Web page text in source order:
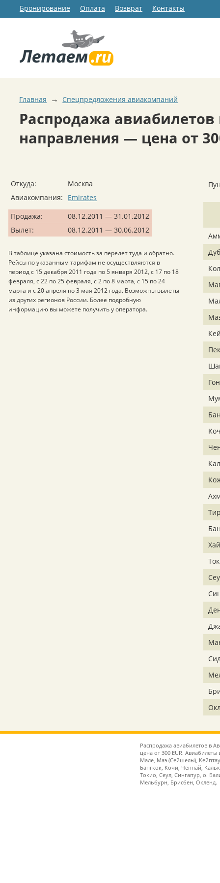
Бронирование Оплата Возврат Контакты
Главная → Спецпредложения авиакомпаний
Распродажа
направления — цена от
Откуда:
Москва
Авиакомпания:
Emirates
Продажа:
08.12.2011 — 31.01.2012
Вылет:
08.12.2011 — 30.06.2012
В таблице указана стоимость за перелет туда и обратно.
Рейсы по указанным тарифам не осуществляются в
период с 15 декабря 2011 года по 5 января 2012, с 17 по 18
февраля, с 22 по 25 февраля, с 2 по 8 марта, с 15 по 24
марта и с 20 апреля по 3 мая 2012 года. Возможны вылеты
из других регионов России. Более подробную
информацию вы можете получить у оператора.
Распродажа авиабилетов в
цена от 300 EUR.
Мале, Маэ (Сейшелы),
Бангкок, Кочи, Ченнай,
Токио, Сеул, Сингапур, о.
Мельбурн, Брисбен, Окленд.